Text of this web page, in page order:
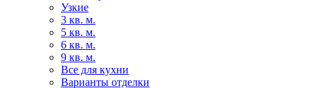
Узкие
3 кв. м.
5 кв. м.
6 кв. м.
9 кв. м.
Все для кухни
Варианты отделки